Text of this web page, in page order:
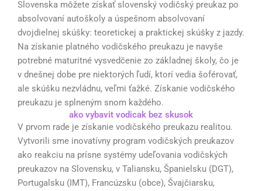
Slovenska môžete získať slovenský vodičský preukaz po
absolvovaní autoškoly a úspešnom absolvovaní
dvojdielnej skúšky: teoretickej a praktickej skúšky z jazdy.
Na získanie platného vodičského preukazu je navyše
potrebné maturitné vysvedčenie zo základnej školy, čo je
v dnešnej dobe pre niektorých ľudí, ktorí vedia šoférovať,
ale skúšku nezvládnu, veľmi ťažké. Získanie vodičského
preukazu je splneným snom každého.
ako vybavit vodicak bez skusok
V prvom rade je získanie vodičského preukazu realitou.
Vytvorili sme inovatívny program vodičských preukazov
ako reakciu na prísne systémy udeľovania vodičských
preukazov na Slovensku, v Taliansku, Španielsku (DGT),
Portugalsku (IMT), Francúzsku (obce), Švajčiarsku,